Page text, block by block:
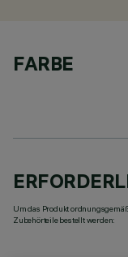
FARBE
Um das Produkt
Zubehörteile bestellt werden: